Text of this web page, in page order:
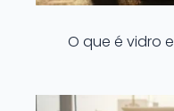
O que é vidro